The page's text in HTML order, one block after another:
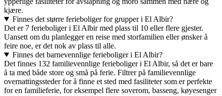
kjære.
Finnes det større ferieboliger for grupper i El Albir?
Det er 7 ferieboliger i El Albir med plass til 10 eller flere gjester.
Uansett om du planlegger en reise med storfamilien eller ønsker å
feire noe, er det nok av plass til alle.
Finnes det barnevennlige ferieboliger i El Albir?
Det finnes 132 familievennlige ferieboliger i El Albir, så det er bare
å ta med både store og små på ferie. Filtrer på familievennlige
overnattingssteder for å finne et sted med fasiliteter som er perfekte
for en familieferie, for eksempel flere soverom, basseng, køyesenger